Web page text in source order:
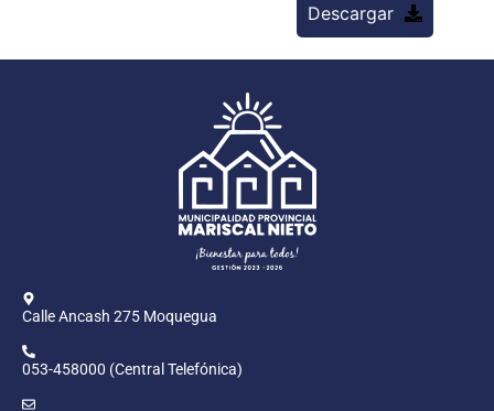
Descargar
Calle Ancash 275 Moquegua
053-458000 (Central Telefónica)